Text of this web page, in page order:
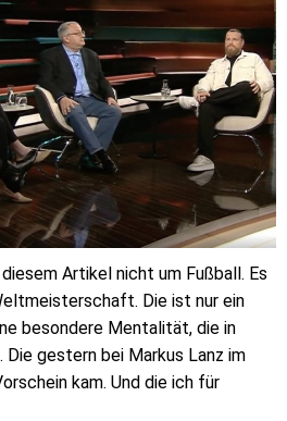
Artikel nicht um Fußball. Es
Die ist nur ein
besondere Mentalität, die in
gestern bei Markus Lanz im
kam. Und die ich für